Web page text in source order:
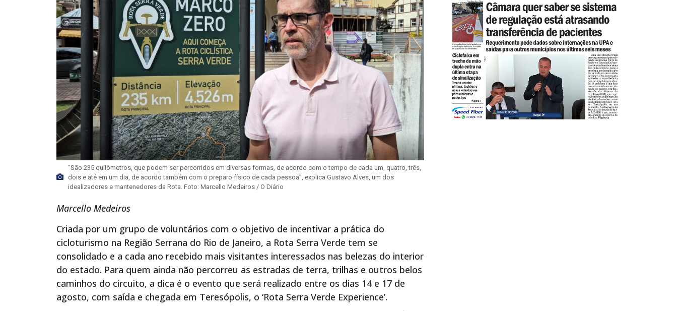
“São 235 quilômetros, que podem ser percorridos em diversas formas, de acordo com o tempo de cada um, quatro, três,
dois e até em um dia, de acordo também com o preparo físico de cada pessoa”, explica Gustavo Alves, um dos
idealizadores e mantenedores da Rota. Foto: Marcello Medeiros / O Diário
Marcello Medeiros
Criada por um grupo de voluntários com o objetivo de incentivar a prática do
cicloturismo na Região Serrana do Rio de Janeiro, a Rota Serra Verde tem se
consolidado e a cada ano recebido mais visitantes interessados nas belezas do interior
do estado. Para quem ainda não percorreu as estradas de terra, trilhas e outros belos
caminhos do circuito, a dica é o evento que será realizado entre os dias 14 e 17 de
agosto, com saída e chegada em Teresópolis, o ‘Rota Serra Verde Experience’.